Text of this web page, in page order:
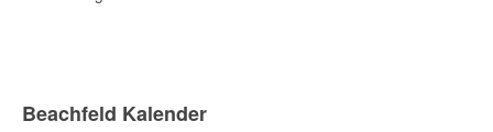
Beachfeld Kalender